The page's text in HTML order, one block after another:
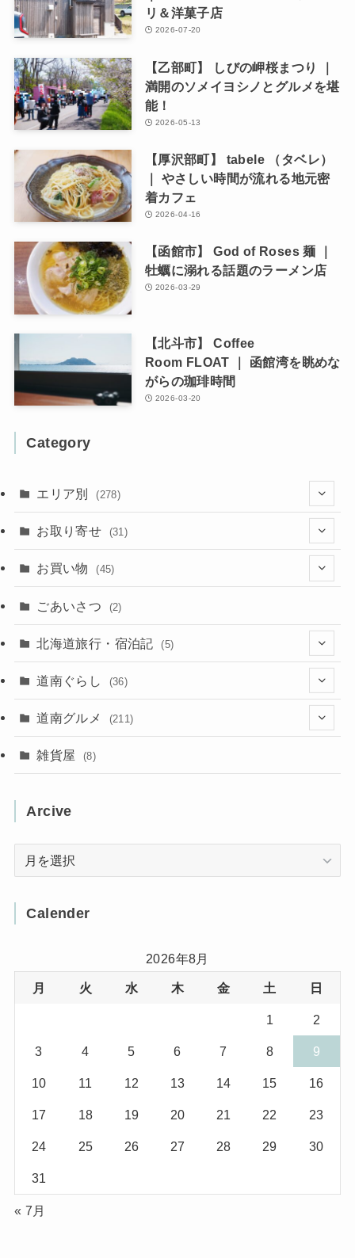
リ＆洋菓子店
2026-07-20
【乙部町】 しびの岬桜まつり ｜
満開のソメイヨシノとグルメを堪
能！
2026-05-13
【厚沢部町】 tabele （タベレ）
｜ やさしい時間が流れる地元密
着カフェ
2026-04-16
【函館市】 God of Roses 麺 ｜
牡蠣に溺れる話題のラーメン店
2026-03-29
【北斗市】 Coffee
Room FLOAT ｜ 函館湾を眺めな
がらの珈琲時間
2026-03-20
Category
エリア別 (278)
(102)
(2)
(16)
(31)
(137)
(78)
(16)
お取り寄せ (31)
(4)
(2)
(1)
お買い物 (45)
(10)
(2)
(2)
(11)
ごあいさつ (2)
北海道旅行・宿泊記 (5)
(5)
道南ぐらし (36)
(13)
(10)
道南グルメ (211)
(3)
(10)
(2)
雑貨屋 (8)
Arcive
Arcive
Calender
2026年8月
月 火 水 木 金 土 日
1 2
3 4 5 6 7 8 9
10 11 12 13 14 15 16
17 18 19 20 21 22 23
24 25 26 27 28 29 30
31
« 7月